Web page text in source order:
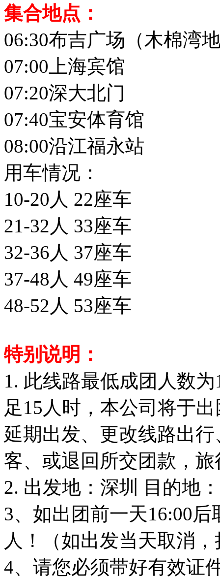
集合地点：
06:30布吉广场（木棉湾
07:00上海宾馆
07:20深大北门
07:40宝安体育馆
08:00沿江福永站
用车情况：
10-20人 22座车
21-32人 33座车
32-36人 37座车
37-48人 49座车
48-52人 53座车
特别说明：
1. 此线路最低成团人数
足15人时，本公司将于
延期出发、更改线路出
客、或退回所交团款，
2. 出发地：深圳 目的地
3、如出团前一天16:00
人！（如出发当天取消
4、请您必须带好有效证